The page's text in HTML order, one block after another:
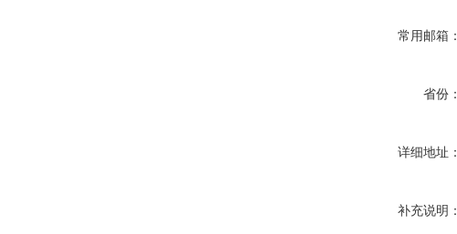
常用邮箱：
省份：
详细地址：
补充说明：